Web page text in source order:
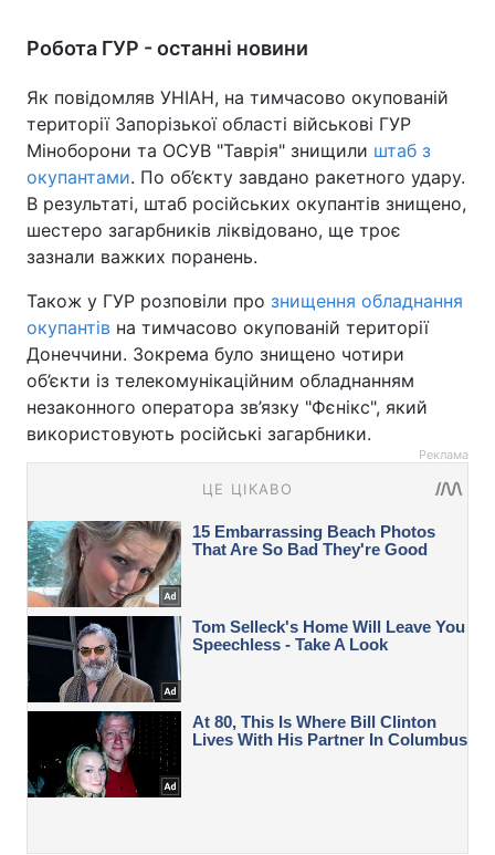
Робота ГУР - останні новини
Як повідомляв УНІАН, на тимчасово окупованій
території Запорізької області військові ГУР
Міноборони та ОСУВ "Таврія" знищили штаб з
окупантами. По об’єкту завдано ракетного удару.
В результаті, штаб російських окупантів знищено,
шестеро загарбників ліквідовано, ще троє
зазнали важких поранень.
Також у ГУР розповіли про знищення обладнання
окупантів на тимчасово окупованій території
Донеччини. Зокрема було знищено чотири
об’єкти із телекомунікаційним обладнанням
незаконного оператора зв’язку "Фєнікс", який
використовують російські загарбники.
Реклама